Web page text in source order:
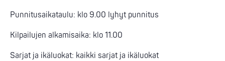
Punnitusaikataulu: klo 9.00 lyhyt punnitus
Kilpailujen alkamisaika: klo 11.00
Sarjat ja ikäluokat: kaikki sarjat ja ikäluokat